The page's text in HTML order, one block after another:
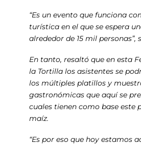
“Es un evento que funciona
turística en el que se espera
alrededor de 15 mil personas”,
En tanto, resaltó que en esta
la Tortilla los asistentes se
los múltiples platillos y
gastronómicas que aquí se
cuales tienen como base este
maíz.
“Es por eso que hoy estamos